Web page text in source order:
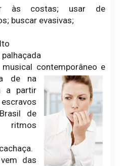
costas; usar de
buscar evasivas;
contemporâneo e
de na
a partir
de
das